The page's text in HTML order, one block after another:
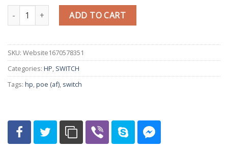
Switch HP 2520-8G-PoE J9298A (67W) Layer 2 Managed quantity
ADD TO CART
SKU: Website1670578351
Categories: HP, SWITCH
Tags: hp,poe (af), switch